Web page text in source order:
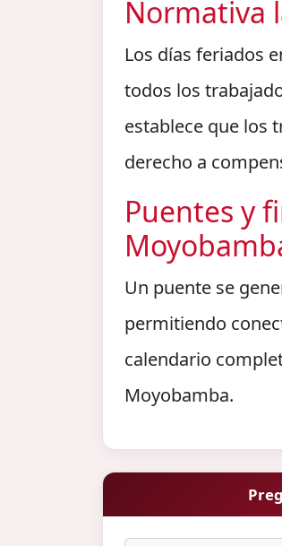
Normativa
Los días feriados
todos los
establece que los
derecho a
Puentes y
Un puente se
permitiendo
calendario
Moyobamba.